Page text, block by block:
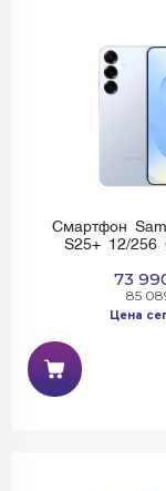
Смартфон
S25+ 12/256
73
85
Цена